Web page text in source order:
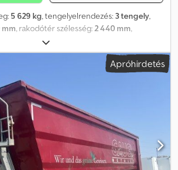
5 629 kg, tengelyelrendezés: 3 tengely,
, rakodótér szélesség: 2 440 mm
, rakodótér térfogata:
, abroncs méret:385/65 R22,5, Gyártási év:
, Saját tömeg: 5 629 kg, Rakodótér (H x Sz
mm x 1 900 mm, Gumiabroncs méret:
térfogat: 39 m³, 1. tengely: , 2. tengely: , 3.
Hátsó aláfutásgátló, Első emelőtengely,
fékrendszer (EBS), Lengőlapát,
Tető rolós ponyva, Hidraulikus henger
170 bar, 1x15 és 2x7 pólusú csatlakozó,
felnik: Alcoa felnik. Weboldalunkon
Finanszírozásra van szüksége?
Apróhirdetés